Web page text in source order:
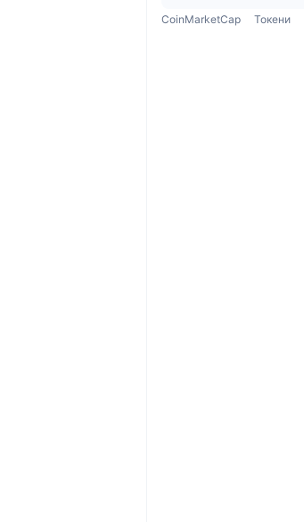
CoinMarketCap Токени